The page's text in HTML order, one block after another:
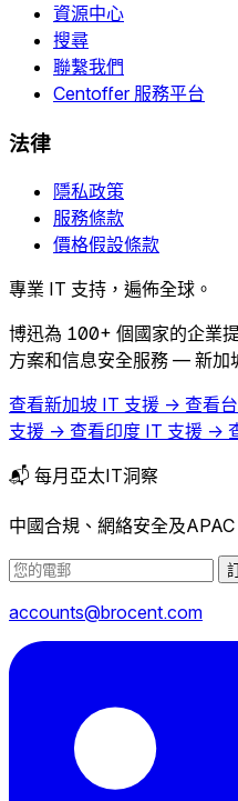
資源中心
搜尋
聯繫我們
Centoffer 服務平台
法律
隱私政策
服務條款
價格假設條款
專業 IT 支持，遍佈全球。
博迅為 100+ 個國家的企業
方案和信息安全服務 — 新加
查看新加坡 IT 支援 → 查看
支援 → 查看印度 IT 支援 →
📬 每月亞太IT洞察
中國合規、網絡安全及
accounts@brocent.com